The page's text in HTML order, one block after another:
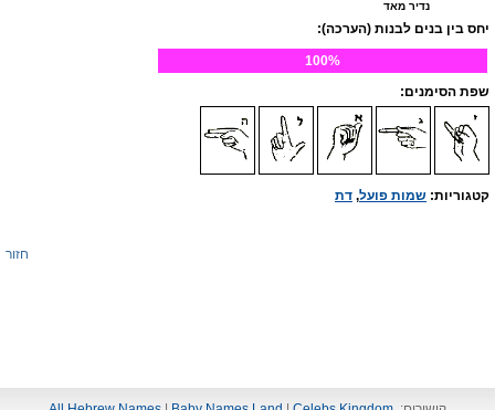
נדיר מאד
יחס בין בנים לבנות (הערכה):
100%
שפת הסימנים:
קטגוריות: שמות פועל, דת
חזור